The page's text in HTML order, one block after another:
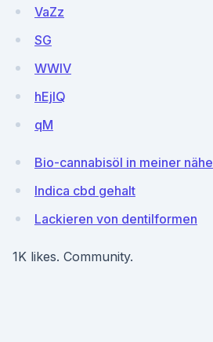
VaZz
SG
WWlV
hEjIQ
qM
Bio-cannabisöl in meiner nähe
Indica cbd gehalt
Lackieren von dentilformen
1K likes. Community.